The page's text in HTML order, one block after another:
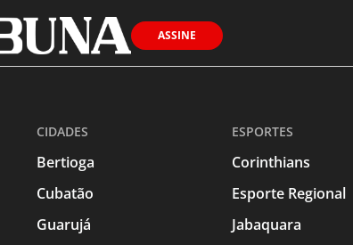
ASSINE
CIDADES
Bertioga
Cubatão
Guarujá
ESPORTES
Corinthians
Esporte Regional
Jabaquara